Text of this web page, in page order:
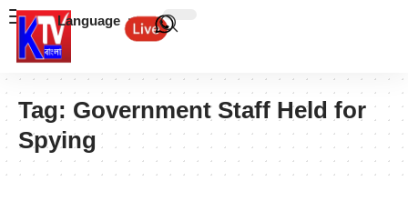
Language
Tag: Government Staff Held for
Spying